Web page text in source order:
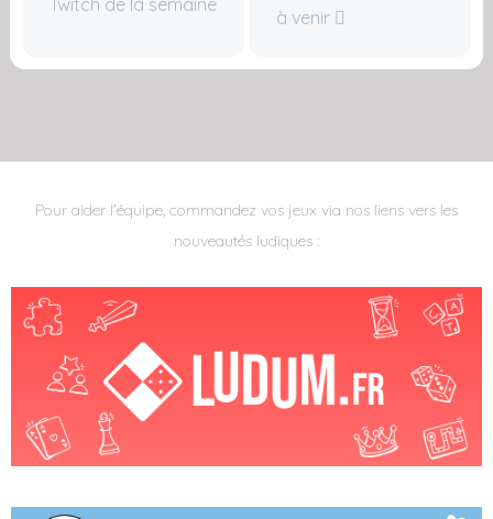
à venir
Pour aider l'équipe, commandez vos jeux via nos liens vers les
nouveautés ludiques :